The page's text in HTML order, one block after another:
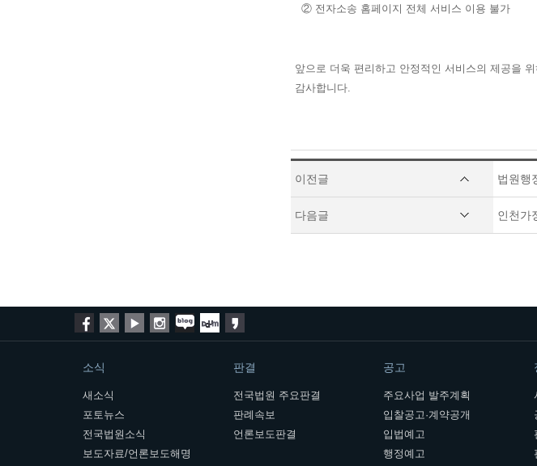
② 전자소송 홈페이지 전체 서비스 이용 불가
앞으로 더욱 편리하고 안정적인 서비스의 제공을
감사합니다.
이전글 법원행
다음글 인천가
소식
새소식
포토뉴스
전국법원소식
보도자료/언론보도해명
판결
전국법원 주요판결
판례속보
언론보도판결
공고
주요사업 발주계획
입찰공고·계약공개
입법예고
행정예고